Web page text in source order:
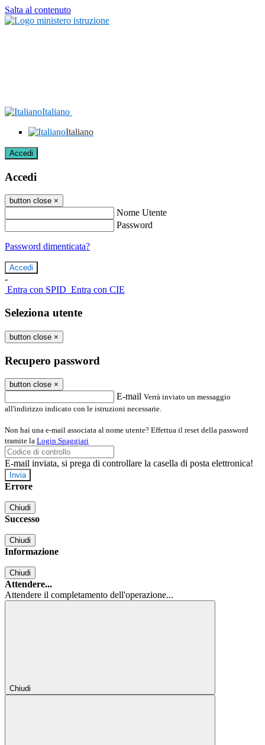
Salta al contenuto
Italiano
Italiano
Accedi
Accedi
button close ×
Nome Utente
Password
Password dimenticata?
-
Entra con SPID Entra con CIE
Seleziona utente
button close ×
Recupero password
button close ×
E-mail Verrà inviato un messaggio
all'indirizzo indicato con le istruzioni necessarie.
Non hai una e-mail associata al nome utente? Effettua il reset della password
tramite la Login Spaggiari
E-mail inviata, si prega di controllare la casella di posta elettronica!
Errore
Chiudi
Successo
Chiudi
Informazione
Chiudi
Attendere...
Attendere il completamento dell'operazione...
Chiudi